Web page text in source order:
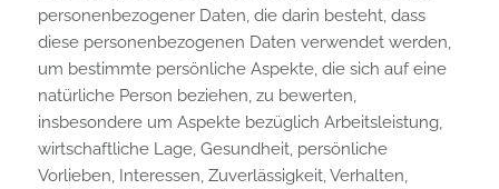
personenbezogener Daten, die darin besteht, dass
diese personenbezogenen Daten verwendet werden,
um bestimmte persönliche Aspekte, die sich auf eine
natürliche Person beziehen, zu bewerten,
insbesondere um Aspekte bezüglich Arbeitsleistung,
wirtschaftliche Lage, Gesundheit, persönliche
Vorlieben, Interessen, Zuverlässigkeit, Verhalten,